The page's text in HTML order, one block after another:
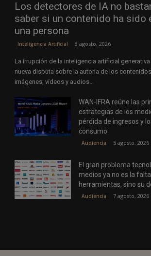
Los detectores de IA no
saber si un contenido ha sido
una persona
Inteligencia Artificial 3 agosto, 2026
La irrupción de la inteligencia artificial
nueva disputa sobre la autoría de los
imágenes, vídeos y audios...
WAN-IFRA reúne las
estrategias de los
pérdida de ingresos y
consumo
Audiencia 5 agosto, 2026
El gran problema
medios ya no es la
herramientas, sino su
Audiencia 7 agosto, 2026